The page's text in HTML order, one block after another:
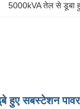
5000kVA तेल से डूबा
हुए सबस्टेशन